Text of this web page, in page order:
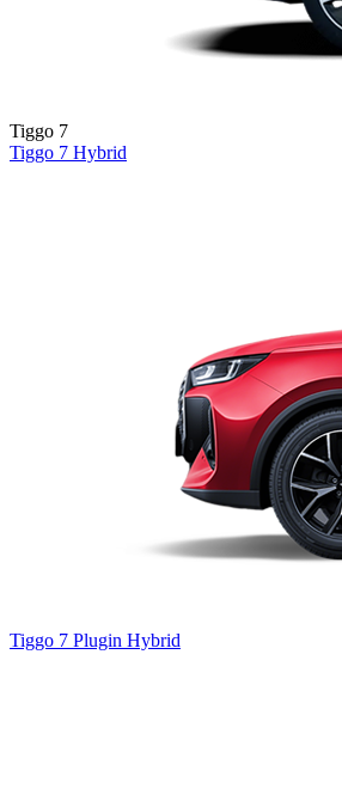
Tiggo 7
Tiggo 7 Hybrid
Tiggo 7 Plugin Hybrid